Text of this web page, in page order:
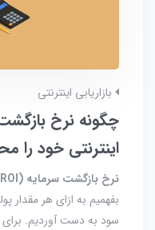
بازاریابی اینترنتی
اینترنتی خود را
نرخ بازگشت سرمایه (ROI)
بفهمیم به ازای هر مقدار
سود به دست آوردیم. برای